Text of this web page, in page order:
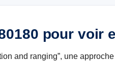
pour voir
and ranging”, une